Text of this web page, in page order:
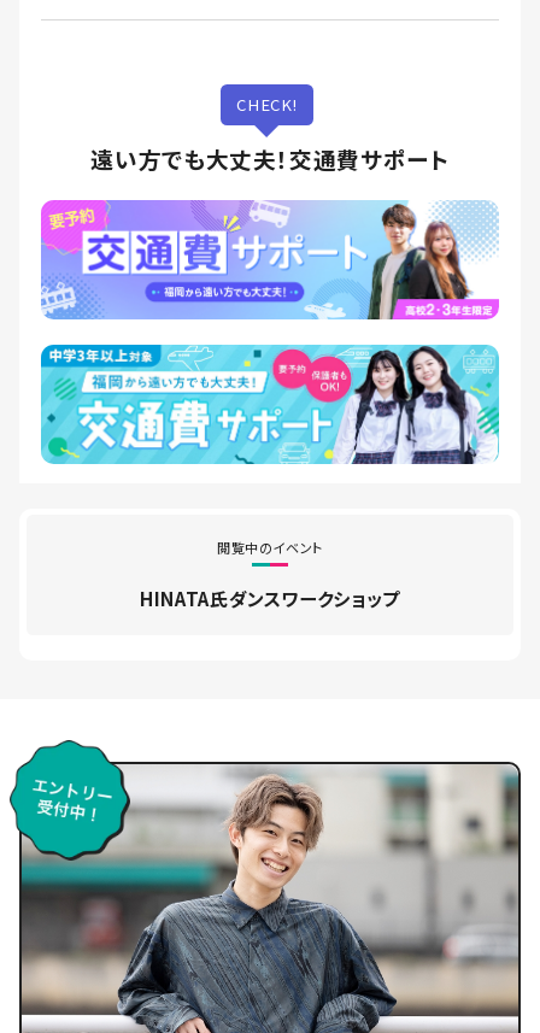
閲覧中のイベント
HINATA氏ダンスワークショップ
CHECK!
遠い方でも大丈夫！交通費サポート